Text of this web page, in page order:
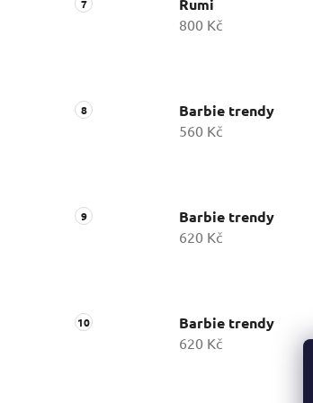
Rumi
800 Kč
Barbie trendy
560 Kč
Barbie trendy
620 Kč
Barbie trendy
620 Kč